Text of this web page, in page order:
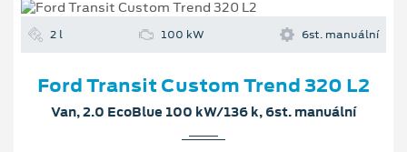
2 l 100 kW 6st. manuální
Ford Transit Custom Trend 320 L2
Van, 2.0 EcoBlue 100 kW/136 k, 6st. manuální